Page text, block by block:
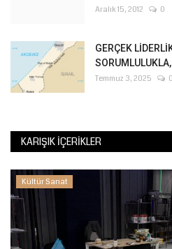
Aralık 15, 2012 0
GERÇEK
Temmuz 3, 2025 0
KARIŞIK İÇERIKLER
Kültür Sanat